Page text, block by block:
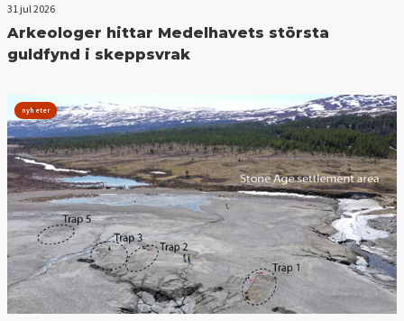
31 jul 2026
Arkeologer hittar Medelhavets största
guldfynd i skeppsvrak
nyheter